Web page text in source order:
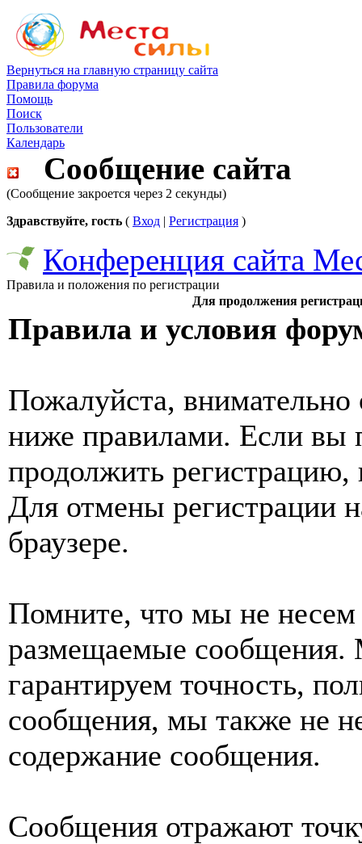
Вернуться на главную страницу сайта
Правила форума
Помощь
Поиск
Пользователи
Календарь
Сообщение сайта
(Сообщение закроется через 2 секунды)
Здравствуйте, гость ( Вход | Регистрация )
Конференция сайта
Правила и положения по регистрации
Для продолжения
Правила и условия
Пожалуйста, внимательно
ниже правилами. Если вы
продолжить
Для отмены регистрации
браузере.
Помните, что мы не несем
размещаемые сообщения.
гарантируем точность,
сообщения, мы также не
содержание сообщения.
Сообщения отражают